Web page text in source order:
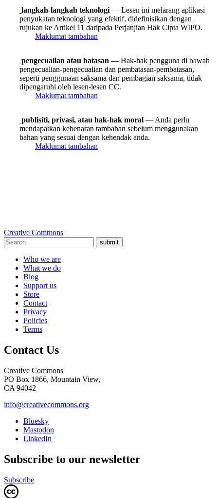
langkah-langkah teknologi — Lesen ini melarang aplikasi
penyukatan teknologi yang efektif, didefinisikan dengan
rujukan ke Artikel 11 daripada Perjanjian Hak Cipta WIPO.
Maklumat tambahan
pengecualian atau batasan — Hak-hak pengguna di bawah
pengecualian-pengecualian dan pembatasan-pembatasan,
seperti penggunaan saksama dan pembagian saksama, tidak
dipengaruhi oleh lesen-lesen CC.
Maklumat tambahan
publisiti, privasi, atau hak-hak moral — Anda perlu
mendapatkan kebenaran tambahan sebelum menggunakan
bahan yang sesuai dengan kehendak anda.
Maklumat tambahan
Creative Commons
submit
Who we are
What we do
Blog
Support us
Store
Contact
Privacy
Policies
Terms
Contact Us
Creative Commons
PO Box 1866, Mountain View,
CA 94042
info@creativecommons.org
Bluesky
Mastodon
LinkedIn
Subscribe to our newsletter
Subscribe